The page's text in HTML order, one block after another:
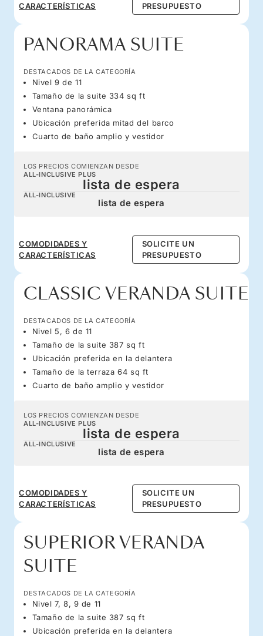
CARACTERÍSTICAS
PRESUPUESTO
PANORAMA SUITE
DESTACADOS DE LA CATEGORÍA
Nivel 9 de 11
Tamaño de la suite 334 sq ft
Ventana panorámica
Ubicación preferida mitad del barco
Cuarto de baño amplio y vestidor
LOS PRECIOS COMIENZAN DESDE
ALL-INCLUSIVE PLUS
lista de espera
ALL-INCLUSIVE
lista de espera
COMODIDADES Y
CARACTERÍSTICAS
SOLICITE UN
PRESUPUESTO
CLASSIC VERANDA SUITE
DESTACADOS DE LA CATEGORÍA
Nivel 5, 6 de 11
Tamaño de la suite 387 sq ft
Ubicación preferida en la delantera
Tamaño de la terraza 64 sq ft
Cuarto de baño amplio y vestidor
LOS PRECIOS COMIENZAN DESDE
ALL-INCLUSIVE PLUS
lista de espera
ALL-INCLUSIVE
lista de espera
COMODIDADES Y
CARACTERÍSTICAS
SOLICITE UN
PRESUPUESTO
SUPERIOR VERANDA
SUITE
DESTACADOS DE LA CATEGORÍA
Nivel 7, 8, 9 de 11
Tamaño de la suite 387 sq ft
Ubicación preferida en la delantera